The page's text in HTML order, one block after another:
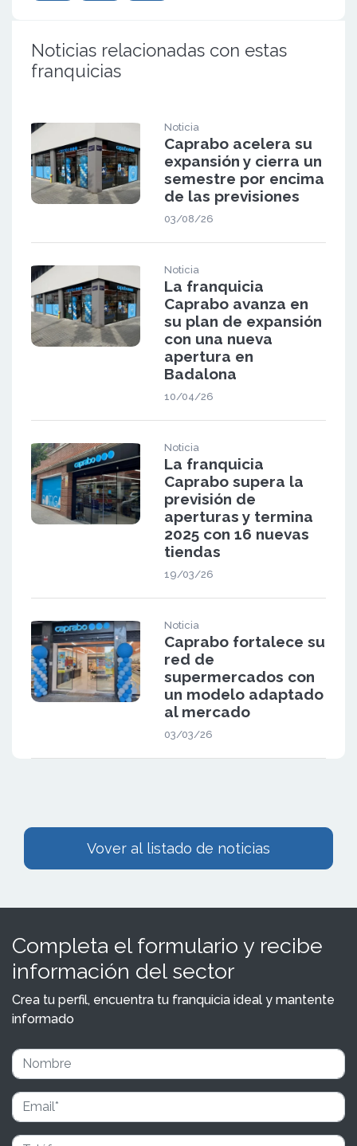
Noticias relacionadas con estas
franquicias
Noticia
Caprabo acelera su
expansión y cierra un
semestre por encima
de las previsiones
03/08/26
Noticia
La franquicia
Caprabo avanza en
su plan de expansión
con una nueva
apertura en
Badalona
10/04/26
Noticia
La franquicia
Caprabo supera la
previsión de
aperturas y termina
2025 con 16 nuevas
tiendas
19/03/26
Noticia
Caprabo fortalece su
red de
supermercados con
un modelo adaptado
al mercado
03/03/26
Vover al listado de noticias
Completa el formulario y recibe
información del sector
Crea tu perfil, encuentra tu franquicia ideal y mantente
informado